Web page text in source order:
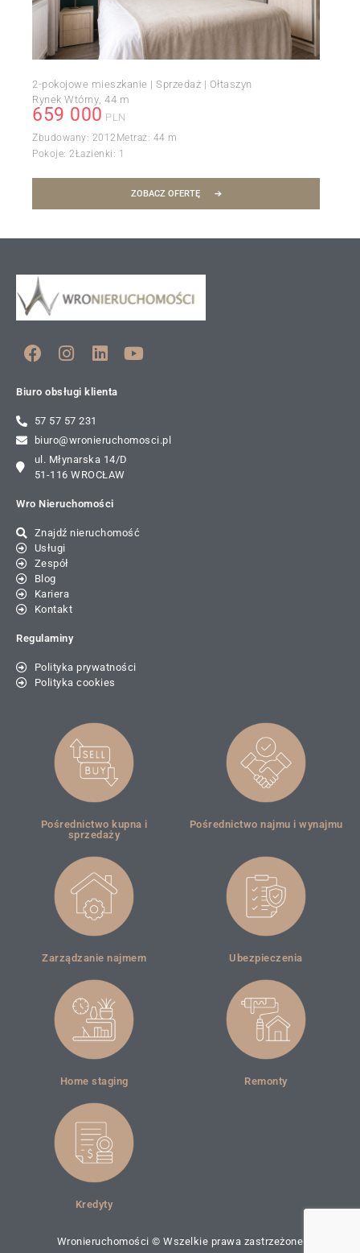
2-pokojowe mieszkanie | Sprzedaż | Ołtaszyn
Rynek Wtórny 44 m
659 000 PLN
Zbudowany: 2012 Metraż: 44 m
Pokoje: 2Łazienki: 1
ZOBACZ OFERTĘ
Biuro obsługi klienta
57 57 57 231
biuro@wronieruchomosci.pl
ul. Młynarska 14/D
51-116 WROCŁAW
Wro Nieruchomości
Znajdź nieruchomość
Usługi
Zespół
Blog
Kariera
Kontakt
Regulaminy
Polityka prywatności
Polityka cookies
Pośrednictwo kupna i
sprzedaży
Pośrednictwo najmu i wynajmu
Zarządzanie najmem Ubezpieczenia
Home staging Remonty
Kredyty
Wronieruchomości © Wszelkie prawa zastrzeżone